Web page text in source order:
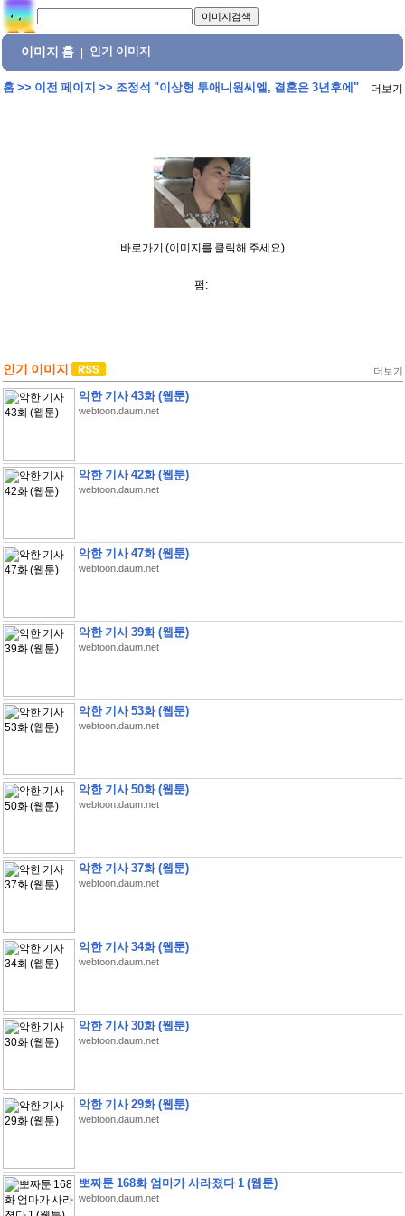
이미지 홈 인기 이미지
홈>> 이전 페이지 >> 조정석 "이상형 투애니원씨엘, 결혼은 3년후에" 더보기
바로가기 (이미지를 클릭해 주세요)
펌:
인기 이미지 더보기
악한 기사 43화 (웹툰)
webtoon.daum.net
악한 기사 42화 (웹툰)
webtoon.daum.net
악한 기사 47화 (웹툰)
webtoon.daum.net
악한 기사 39화 (웹툰)
webtoon.daum.net
악한 기사 53화 (웹툰)
webtoon.daum.net
악한 기사 50화 (웹툰)
webtoon.daum.net
악한 기사 37화 (웹툰)
webtoon.daum.net
악한 기사 34화 (웹툰)
webtoon.daum.net
악한 기사 30화 (웹툰)
webtoon.daum.net
악한 기사 29화 (웹툰)
webtoon.daum.net
뽀짜툰 168화 엄마가 사라졌다 1 (웹툰)
webtoon.daum.net